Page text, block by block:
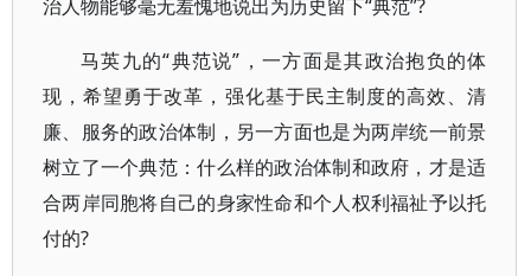
治人物能够毫无羞愧地说出为历史留下“典范”?
马英九的“典范说”，一方面是其政治抱负的体
现，希望勇于改革，强化基于民主制度的高效、清
廉、服务的政治体制，另一方面也是为两岸统一前景
树立了一个典范：什么样的政治体制和政府，才是适
合两岸同胞将自己的身家性命和个人权利福祉予以托
付的?